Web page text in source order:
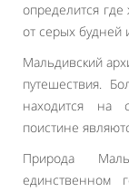
определится
от серых будней
Мальдивский
путешествия.
находится на
поистине
Природа
единственном